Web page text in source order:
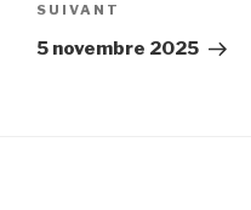
Article
suivant
SUIVANT
5 novembre 2025